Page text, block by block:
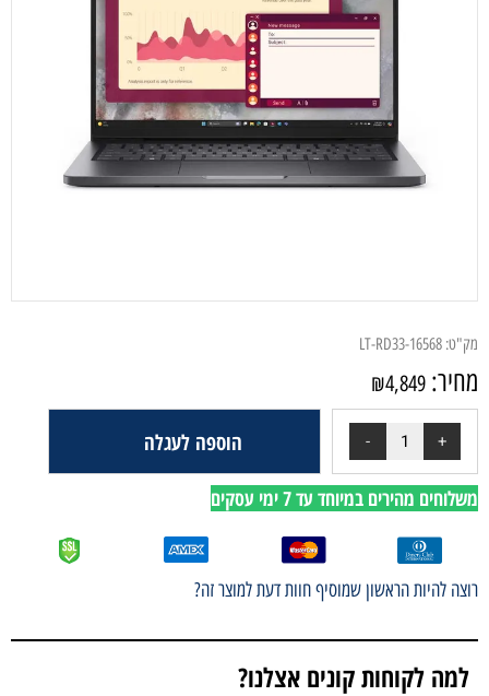
מק"ט: LT-RD33-16568
מחיר: ₪4,849
הוספה לעגלה
משלוחים מהירים במיוחד עד 7 ימי עסקים
רוצה להיות הראשון שמוסיף חוות דעת למוצר זה?
למה לקוחות קונים אצלנו?